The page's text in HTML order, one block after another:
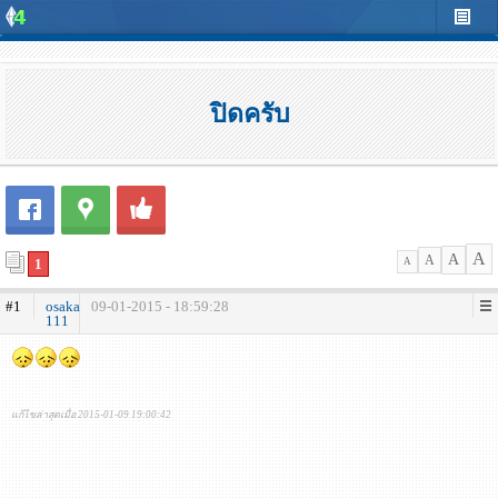
ปิดครับ
1 A A A A
#1
osaka
111
09-01-2015 - 18:59:28
แก้ไขล่าสุดเมื่อ 2015-01-09 19:00:42